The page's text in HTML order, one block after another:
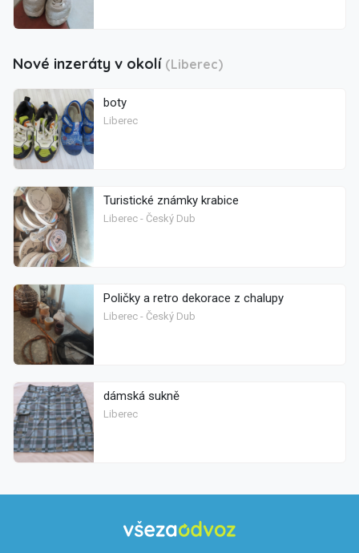
Nové inzeráty v okolí (Liberec)
boty
Liberec
Turistické známky krabice
Liberec - Český Dub
Poličky a retro dekorace z chalupy
Liberec - Český Dub
dámská sukně
Liberec